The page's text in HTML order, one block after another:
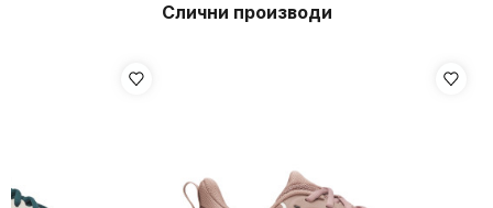
Слични производи